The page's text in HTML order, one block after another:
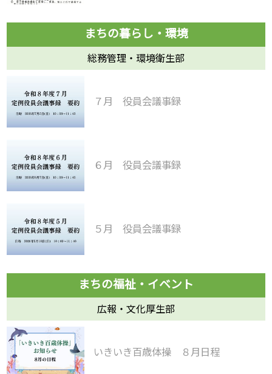
総務管理・環境衛生部
７月 役員会議事録
６月 役員会議事録
５月 役員会議事録
広報・文化厚生部
いきいき百歳体操 ８月日程